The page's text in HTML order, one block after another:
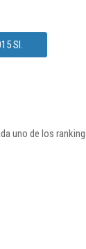
Sl.
uno de los